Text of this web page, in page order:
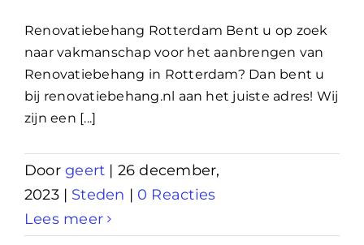
Renovatiebehang Rotterdam Bent u op zoek
naar vakmanschap voor het aanbrengen van
Renovatiebehang in Rotterdam? Dan bent u
bij renovatiebehang.nl aan het juiste adres! Wij
zijn een [...]
Doorgeert | 26 december,
2023 | Steden | 0 Reacties
Lees meer